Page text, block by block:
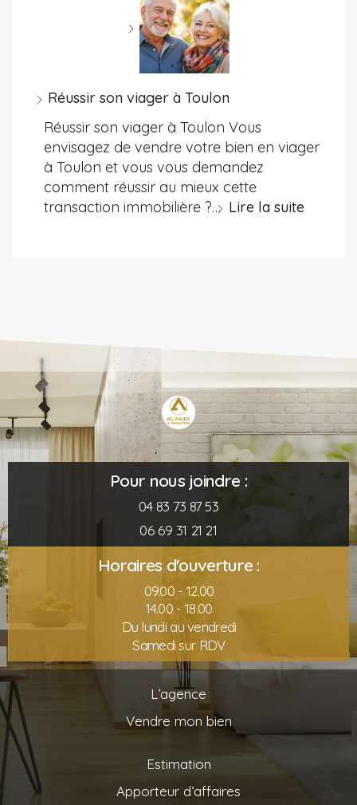
Réussir son viager à Toulon
Réussir son viager à Toulon Vous
envisagez de vendre votre bien en viager
à Toulon et vous vous demandez
comment réussir au mieux cette
transaction immobilière ?… Lire la suite
Pour nous joindre :
04 83 73 87 53
06 69 31 21 21
Horaires d'ouverture :
09.00 - 12.00
14.00 - 18.00
Du lundi au vendredi
Samedi sur RDV
L’agence
Vendre mon bien
Estimation
Apporteur d’affaires